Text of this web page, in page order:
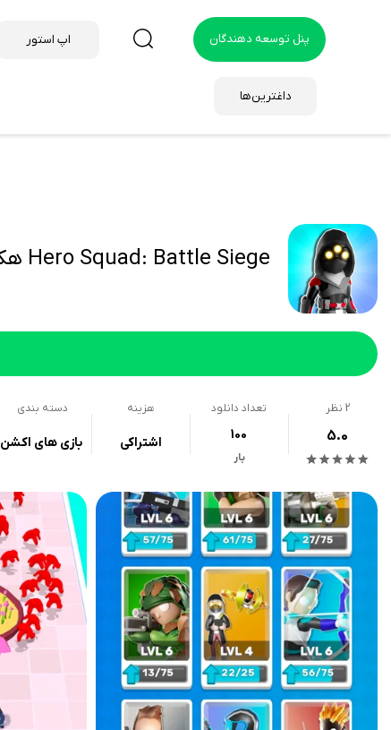
پنل توسعه دهندگان اپ استور
داغترین‌ها
Hero Squad: Battle Siege هک شده
2 نظر
5.0
تعداد دانلود
100
بار
هزینه
اشتراکی
دسته بندی
بازی های اکشن